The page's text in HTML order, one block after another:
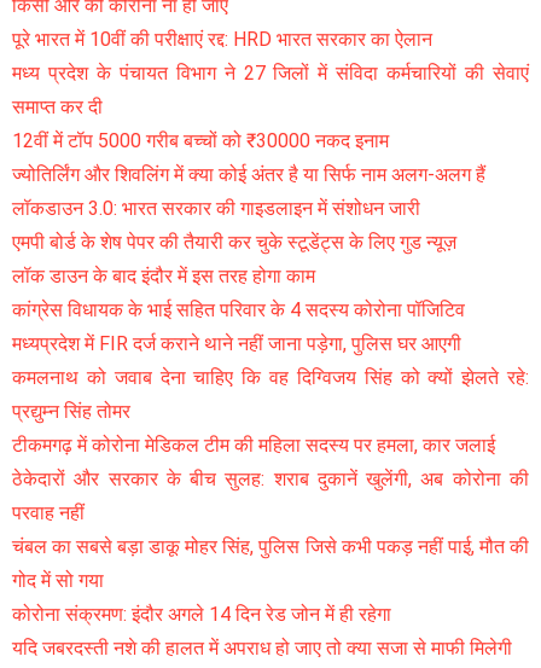
किसी और को कोरोना ना हो जाए
पूरे भारत में 10वीं की परीक्षाएं रद्द: HRD भारत सरकार का ऐलान
मध्य प्रदेश के पंचायत विभाग ने 27 जिलों में संविदा कर्मचारियों की सेवाएं
समाप्त कर दी
12वीं में टॉप 5000 गरीब बच्चों को ₹30000 नकद इनाम
ज्योतिर्लिंग और शिवलिंग में क्या कोई अंतर है या सिर्फ नाम अलग-अलग हैं
लॉकडाउन 3.0: भारत सरकार की गाइडलाइन में संशोधन जारी
एमपी बोर्ड के शेष पेपर की तैयारी कर चुके स्टूडेंट्स के लिए गुड न्यूज़
लॉक डाउन के बाद इंदौर में इस तरह होगा काम
कांग्रेस विधायक के भाई सहित परिवार के 4 सदस्य कोरोना पॉजिटिव
मध्यप्रदेश में FIR दर्ज कराने थाने नहीं जाना पड़ेगा, पुलिस घर आएगी
कमलनाथ को जवाब देना चाहिए कि वह दिग्विजय सिंह को क्यों झेलते रहे:
प्रद्युम्न सिंह तोमर
टीकमगढ़ में कोरोना मेडिकल टीम की महिला सदस्य पर हमला, कार जलाई
ठेकेदारों और सरकार के बीच सुलह: शराब दुकानें खुलेंगी, अब कोरोना की
परवाह नहीं
चंबल का सबसे बड़ा डाकू मोहर सिंह, पुलिस जिसे कभी पकड़ नहीं पाई, मौत की
गोद में सो गया
कोरोना संक्रमण: इंदौर अगले 14 दिन रेड जोन में ही रहेगा
यदि जबरदस्ती नशे की हालत में अपराध हो जाए तो क्या सजा से माफी मिलेगी